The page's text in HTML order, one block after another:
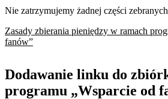
Nie zatrzymujemy żadnej części
Zasady zbierania pieniędzy w ramach
fanów”
Dodawanie linku do
programu „Wsparcie od